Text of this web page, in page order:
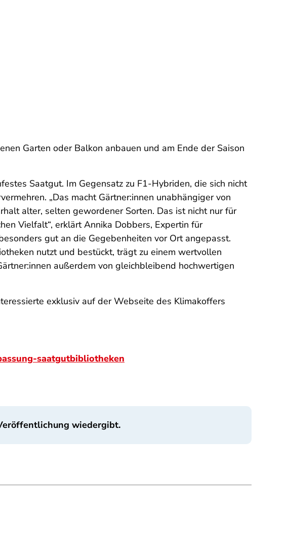
Garten oder Balkon anbauen und am Ende der Saison
Saatgut. Im Gegensatz zu F1-Hybriden, die sich nicht
„Das macht Gärtner:innen unabhängiger von
alter, selten gewordener Sorten. Das ist nicht nur für
Vielfalt“, erklärt Annika Dobbers, Expertin für
gut an die Gegebenheiten vor Ort angepasst.
nutzt und bestückt, trägt zu einem wertvollen
außerdem von gleichbleibend hochwertigen
exklusiv auf der Webseite des Klimakoffers
saatgutbibliotheken
wiedergibt.